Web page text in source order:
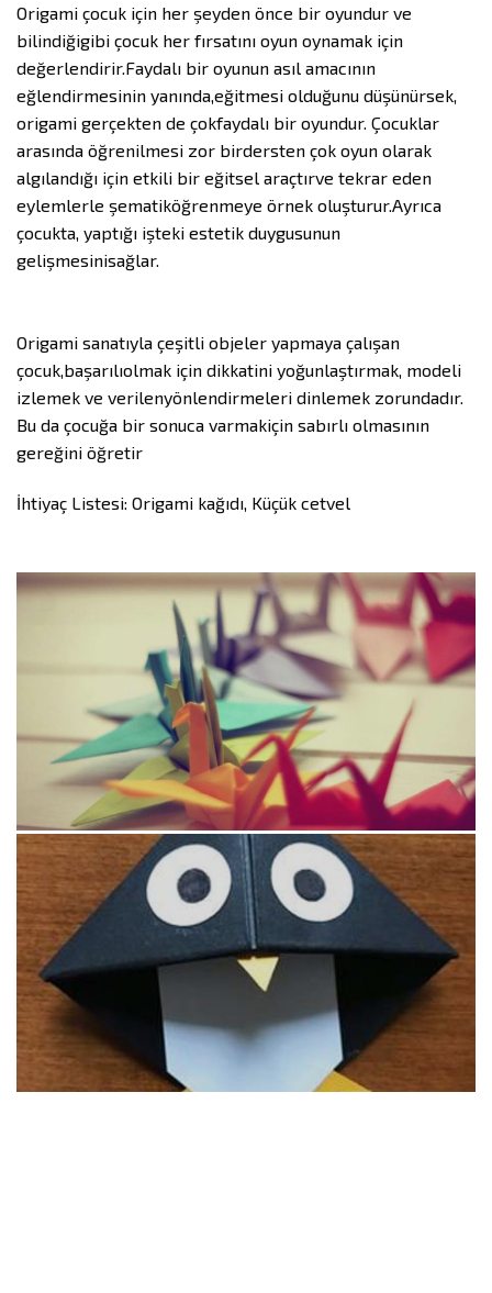
Origami çocuk için her şeyden önce bir oyundur ve
bilindiğigibi çocuk her fırsatını oyun oynamak için
değerlendirir.Faydalı bir oyunun asıl amacının
eğlendirmesinin yanında,eğitmesi olduğunu düşünürsek,
origami gerçekten de çokfaydalı bir oyundur. Çocuklar
arasında öğrenilmesi zor birdersten çok oyun olarak
algılandığı için etkili bir eğitsel araçtırve tekrar eden
eylemlerle şematiköğrenmeye örnek oluşturur.Ayrıca
çocukta, yaptığı işteki estetik duygusunun
gelişmesinisağlar.
Origami sanatıyla çeşitli objeler yapmaya çalışan
çocuk,başarılıolmak için dikkatini yoğunlaştırmak, modeli
izlemek ve verilenyönlendirmeleri dinlemek zorundadır.
Bu da çocuğa bir sonuca varmakiçin sabırlı olmasının
gereğini öğretir
İhtiyaç Listesi: Origami kağıdı, Küçük cetvel